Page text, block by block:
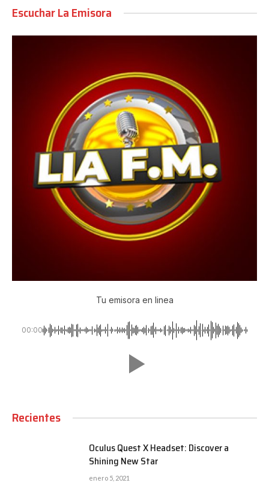
Escuchar La Emisora
Tu emisora en linea
00:00
Recientes
Oculus Quest X Headset: Discover a
Shining New Star
enero 5, 2021